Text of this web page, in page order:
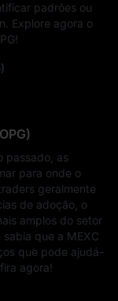
padrões ou
Explore agora o
passado, as
para onde o
geralmente
de adoção, o
amplos do setor
que a MEXC
que pode ajudá-
agora!